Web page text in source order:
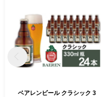
ベアレンビール クラシック 3